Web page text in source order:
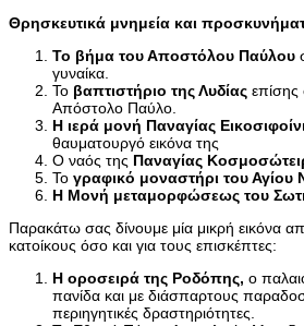
Θρησκευτικά μνημεία και
Το βήμα του Αποστόλου Παύλου
γυναίκα.
Το βαπτιστήριο της Λυδίας
Απόστολο Παύλο.
Η ιερά μονή Παναγίας
θαυματουργό εικόνα της
Ο ναός της Παναγίας
Το γραφικό μοναστήρι του
Η Μονή μεταμορφώσεως του
Παρακάτω σας δίνουμε μία μικρή εικόνα
κατοίκους όσο και για τους επισκέπτες:
Η οροσειρά της Ροδόπης, ο
πανίδα και με διάσπαρτους
περιηγητικές δραστηριότητες.